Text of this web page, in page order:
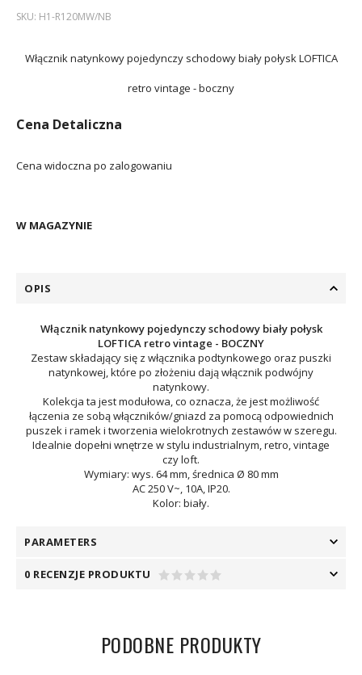
SKU: H1-R120MW/NB
Włącznik natynkowy pojedynczy schodowy biały połysk LOFTICA
retro vintage - boczny
Cena Detaliczna
Cena widoczna po zalogowaniu
W MAGAZYNIE
OPIS
Włącznik natynkowy pojedynczy schodowy biały połysk
LOFTICA retro vintage - BOCZNY
Zestaw składający się z włącznika podtynkowego oraz puszki
natynkowej, które po złożeniu dają włącznik podwójny
natynkowy.
Kolekcja ta jest modułowa, co oznacza, że jest możliwość
łączenia ze sobą włączników/gniazd za pomocą odpowiednich
puszek i ramek i tworzenia wielokrotnych zestawów w szeregu.
Idealnie dopełni wnętrze w stylu industrialnym, retro, vintage
czy loft.
Wymiary: wys. 64 mm, średnica Ø 80 mm
AC 250 V~, 10A, IP20.
Kolor: biały.
PARAMETERS
0 RECENZJE PRODUKTU
PODOBNE PRODUKTY